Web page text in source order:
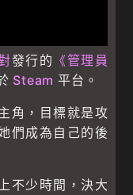
發行的 《管理員
Steam 平台。
角，目標就是攻
們成為自己的後
不少時間，決大